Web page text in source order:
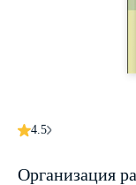
4.5
Организация